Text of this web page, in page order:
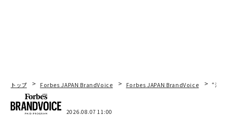
トップ Forbes JAPAN BrandVoice Forbes JAPAN BrandVoice “泊
2026.08.07 11:00